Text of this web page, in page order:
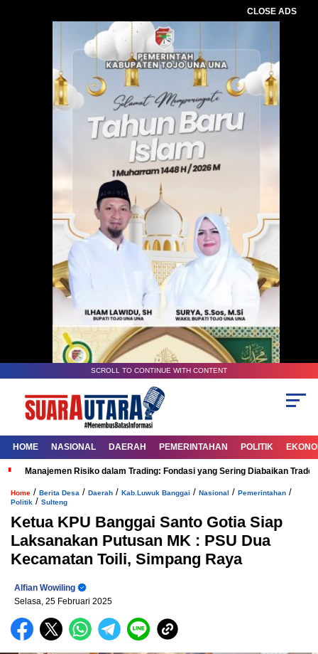
CLOSE ADS
SCROLL TO CONTINUE WITH CONTENT
HOME NASIONAL DAERAH PEMERINTAHAN POLITIK
Manajemen Risiko dalam Trading: Fondasi yang Sering Diabaikan
Home / Berita Desa / Daerah / Kab.Luwuk Banggai / Nasional / Pemerintahan /
Politik / Sulteng
Ketua KPU Banggai Santo Gotia Siap
Laksanakan Putusan MK : PSU Dua
Kecamatan Toili, Simpang Raya
Alfian Wowiling
Selasa, 25 Februari 2025